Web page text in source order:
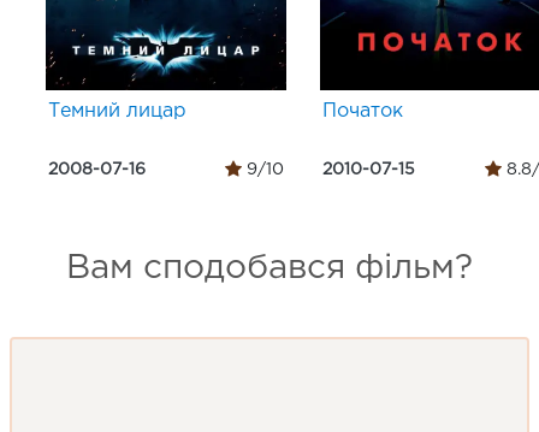
Темний лицар
2008-07-16 9/10
Початок
2010-07-15 8.8/
Вам сподобався фільм?